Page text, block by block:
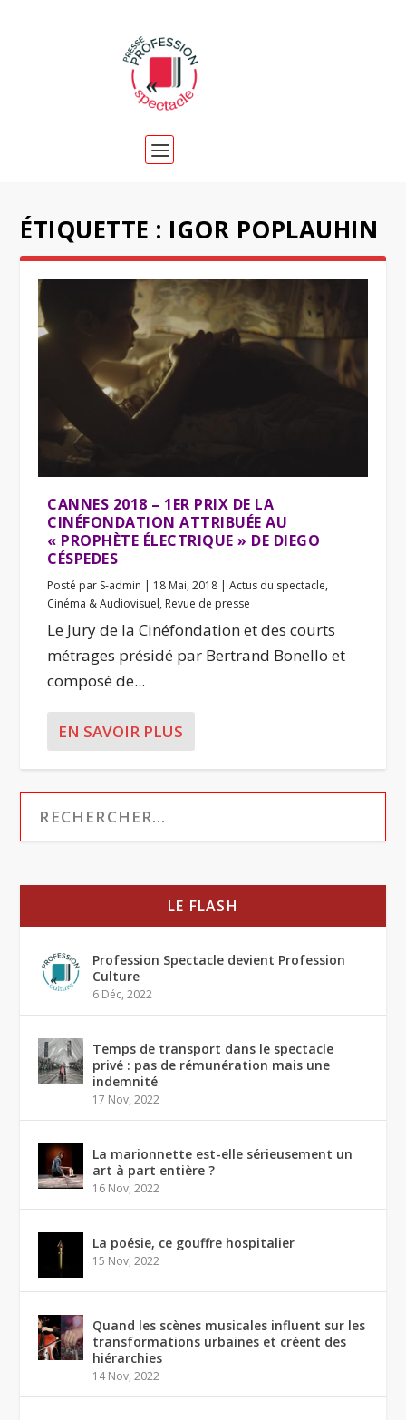
ÉTIQUETTE : IGOR POPLAUHIN
CANNES 2018 – 1ER PRIX DE LA
CINÉFONDATION ATTRIBUÉE AU
« PROPHÈTE ÉLECTRIQUE » DE DIEGO
CÉSPEDES
Posté par S-admin | 18 Mai, 2018 |Actus du spectacle,
Cinéma & Audiovisuel, Revue de presse
Le Jury de la Cinéfondation et des courts
métrages présidé par Bertrand Bonello et
composé de...
EN SAVOIR PLUS
LE FLASH
Profession Spectacle devient Profession
Culture
6 Déc, 2022
Temps de transport dans le spectacle
privé : pas de rémunération mais une
indemnité
17 Nov, 2022
La marionnette est-elle sérieusement un
art à part entière ?
16 Nov, 2022
La poésie, ce gouffre hospitalier
15 Nov, 2022
Quand les scènes musicales influent sur les
transformations urbaines et créent des
hiérarchies
14 Nov, 2022